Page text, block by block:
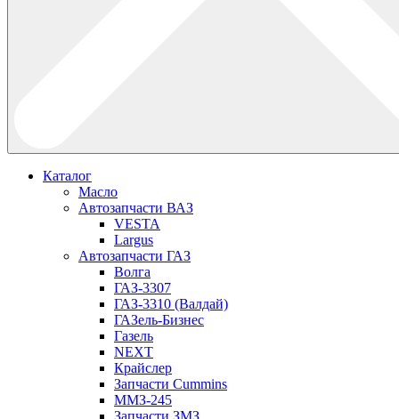
Каталог
Масло
Автозапчасти ВАЗ
VESTA
Largus
Автозапчасти ГАЗ
Волга
ГАЗ-3307
ГАЗ-3310 (Валдай)
ГАЗель-Бизнес
Газель
NEXT
Крайслер
Запчасти Cummins
ММЗ-245
Запчасти ЗМЗ